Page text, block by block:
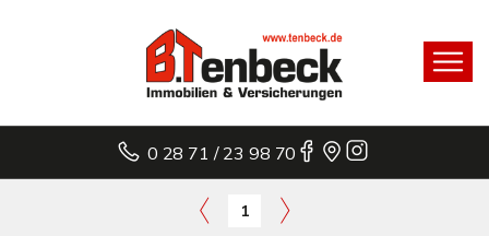
0 28 71 / 23 98 70
1